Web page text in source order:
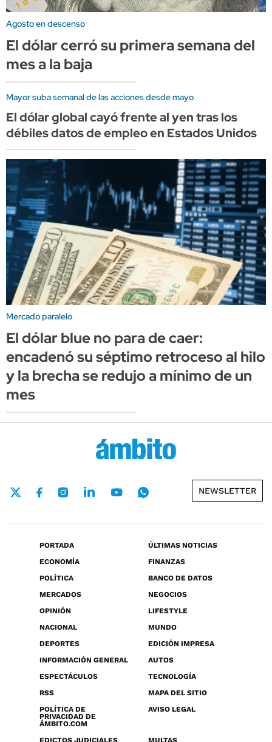
Agosto en descenso
El dólar cerró su primera semana del
mes a la baja
Mayor suba semanal de las acciones desde mayo
El dólar global cayó frente al yen tras los
débiles datos de empleo en Estados Unidos
Mercado paralelo
El dólar blue no para de caer:
encadenó su séptimo retroceso al hilo
y la brecha se redujo a mínimo de un
mes
NEWSLETTER
PORTADA
ÚLTIMAS NOTICIAS
ECONOMÍA
FINANZAS
POLÍTICA
BANCO DE DATOS
MERCADOS
NEGOCIOS
OPINIÓN
LIFESTYLE
NACIONAL
MUNDO
DEPORTES
EDICIÓN IMPRESA
INFORMACIÓN GENERAL
AUTOS
ESPECTÁCULOS
TECNOLOGÍA
RSS
MAPA DEL SITIO
POLÍTICA DE
PRIVACIDAD DE
ÁMBITO.COM
AVISO LEGAL